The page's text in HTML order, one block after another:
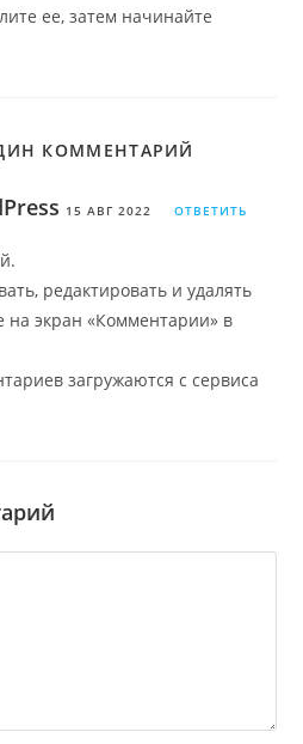
ее, затем начинайте
КОММЕНТАРИЙ
15 АВГ 2022 ОТВЕТИТЬ
редактировать и удалять
на экран «Комментарии» в
загружаются с сервиса